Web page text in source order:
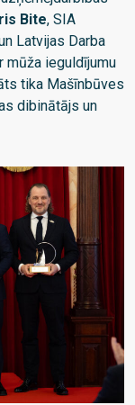
Bite, SIA
Latvijas Darba
mūža ieguldījumu
tika Mašīnbūves
dibinātājs un